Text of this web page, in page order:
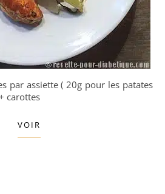
carottes
VOIR